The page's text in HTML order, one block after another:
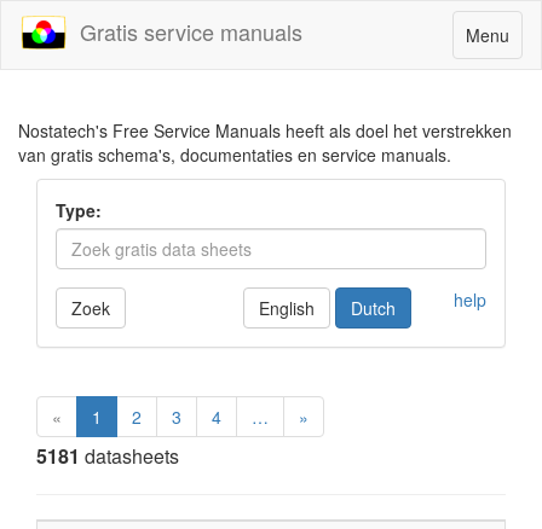
Toggle
navigation
Menu
Gratis service manuals
Nostatech's Free Service Manuals heeft als doel het verstrekken
van gratis schema's, documentaties en service manuals.
Type:
Zoek help
English Dutch
« 1 2 3 4 … »
5181 datasheets